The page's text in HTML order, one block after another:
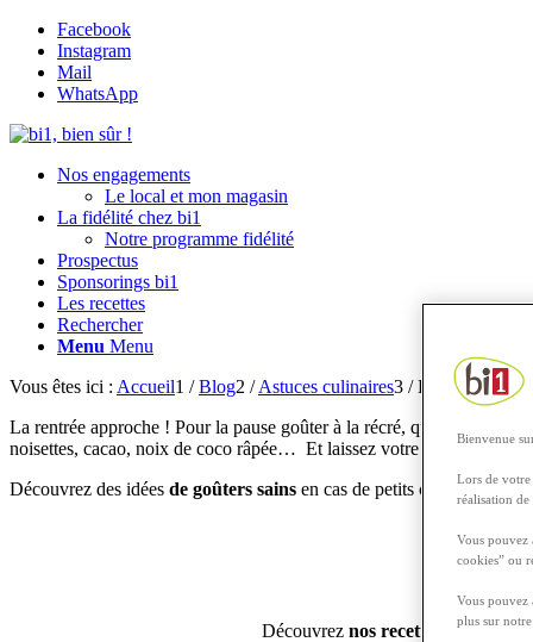
Facebook
Instagram
Mail
WhatsApp
Nos engagements
Le local et mon magasin
La fidélité chez bi1
Notre programme fidélité
Prospectus
Sponsorings bi1
Les recettes
Rechercher
Menu Menu
Vous êtes ici : Accueil1 / Blog2 / Astuces culinaires3 / Les goûters
La rentrée approche ! Pour la pause goûter à la récré, quoi de mieux
noisettes, cacao, noix de coco râpée… Et laissez votre imagination
Découvrez des idées de goûters sains en cas de petits creux dans la
Découvrez nos recettes saines et
Bienvenue
Lors de votre
réalisation
Vous pouvez
cookies” ou
Vous pouvez
plus sur